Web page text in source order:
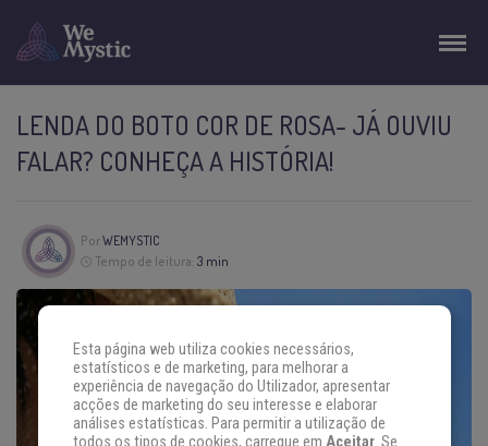
LENDA DO BOTO COR DE ROSA- JÁ OUVIU
FALAR? CONHEÇA A HISTÓRIA!
PorWEMYSTIC
Tempo de leitura: 3 min
Esta página web utiliza cookies necessários,
estatísticos e de marketing, para melhorar a
experiência de navegação do Utilizador, apresentar
acções de marketing do seu interesse e elaborar
análises estatísticas. Para permitir a utilização de